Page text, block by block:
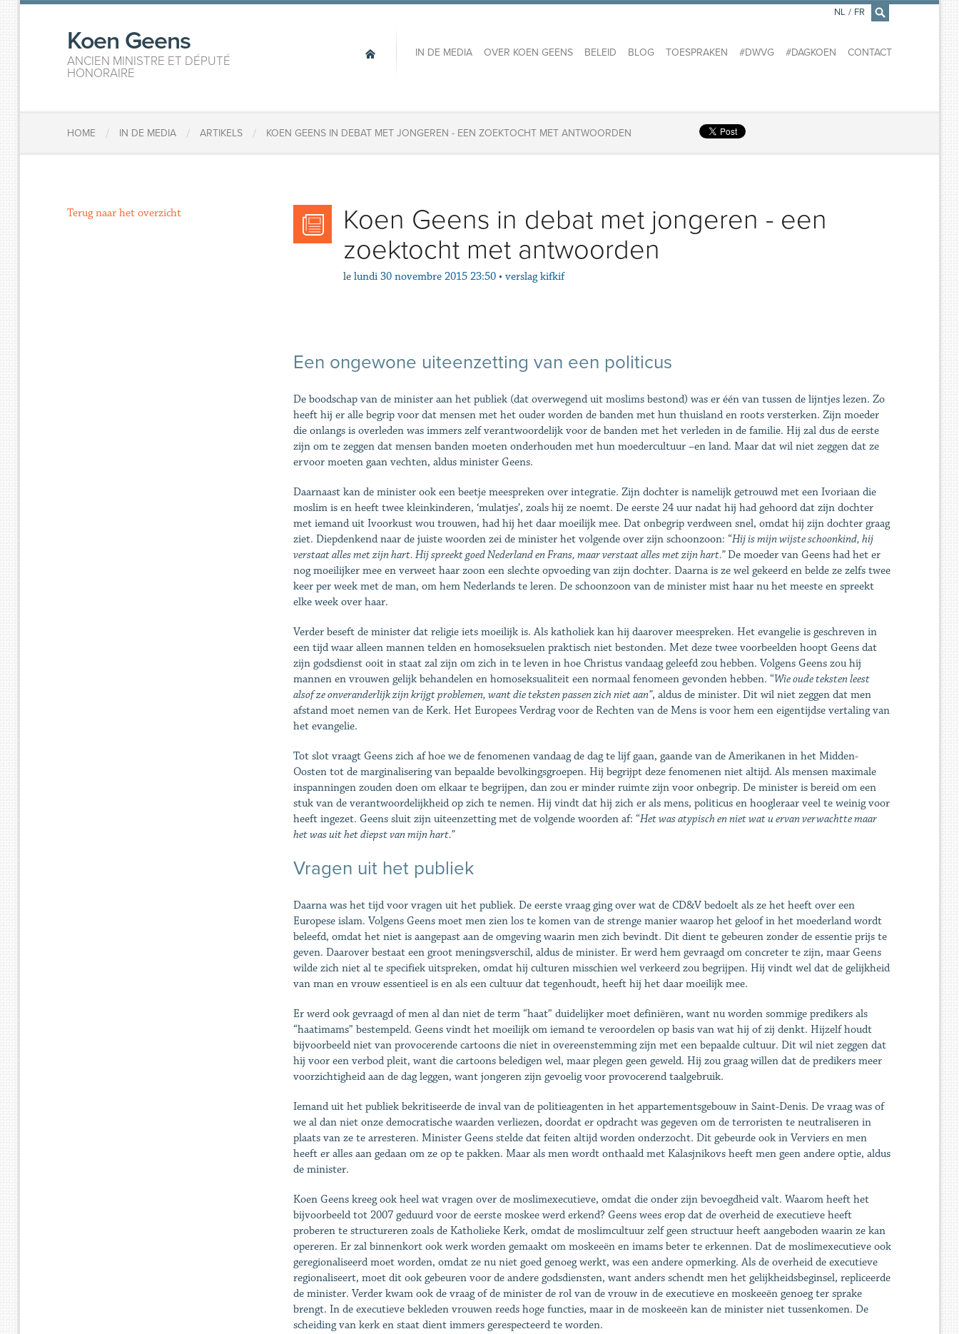
×
Koen Geens
ANCIEN MINISTRE ET DÉPUTÉ
HONORAIRE
IN DE MEDIA OVER KOEN GEENS BELEID BLOG TOESPRAKEN #DWVG #DAGKOEN CONTACT
NL / FR
HOME / IN DE MEDIA / ARTIKELS / KOEN GEENS IN DEBAT MET JONGEREN - EEN ZOEKTOCHT MET ANTWOORDEN
Koen Geens in debat met jongeren - een
zoektocht met antwoorden
le lundi 30 novembre 2015 23:50 • verslag kifkif
Een ongewone uiteenzetting van een politicus
De boodschap van de minister aan het publiek (dat overwegend uit moslims bestond) was er één van tussen de lijntjes lezen. Zo
heeft hij er alle begrip voor dat mensen met het ouder worden de banden met hun thuisland en roots versterken. Zijn moeder
die onlangs is overleden was immers zelf verantwoordelijk voor de banden met het verleden in de familie. Hij zal dus de eerste
zijn om te zeggen dat mensen banden moeten onderhouden met hun moedercultuur –en land. Maar dat wil niet zeggen dat ze
ervoor moeten gaan vechten, aldus minister Geens.
Daarnaast kan de minister ook een beetje meespreken over integratie. Zijn dochter is namelijk getrouwd met een Ivoriaan die
moslim is en heeft twee kleinkinderen, ‘mulatjes’, zoals hij ze noemt. De eerste 24 uur nadat hij had gehoord dat zijn dochter
met iemand uit Ivoorkust wou trouwen, had hij het daar moeilijk mee. Dat onbegrip verdween snel, omdat hij zijn dochter graag
ziet. Diepdenkend naar de juiste woorden zei de minister het volgende over zijn schoonzoon: “Hij is mijn wijste schoonkind, hij
verstaat alles met zijn hart. Hij spreekt goed Nederland en Frans, maar verstaat alles met zijn hart.”De moeder van Geens had het er
nog moeilijker mee en verweet haar zoon een slechte opvoeding van zijn dochter. Daarna is ze wel gekeerd en belde ze zelfs twee
keer per week met de man, om hem Nederlands te leren. De schoonzoon van de minister mist haar nu het meeste en spreekt
elke week over haar.
Verder beseft de minister dat religie iets moeilijk is. Als katholiek kan hij daarover meespreken. Het evangelie is geschreven in
een tijd waar alleen mannen telden en homoseksuelen praktisch niet bestonden. Met deze twee voorbeelden hoopt Geens dat
zijn godsdienst ooit in staat zal zijn om zich in te leven in hoe Christus vandaag geleefd zou hebben. Volgens Geens zou hij
mannen en vrouwen gelijk behandelen en homoseksualiteit een normaal fenomeen gevonden hebben. “Wie oude teksten leest
alsof ze onveranderlijk zijn krijgt problemen, want die teksten passen zich niet aan”, aldus de minister. Dit wil niet zeggen dat men
afstand moet nemen van de Kerk. Het Europees Verdrag voor de Rechten van de Mens is voor hem een eigentijdse vertaling van
het evangelie.
Tot slot vraagt Geens zich af hoe we de fenomenen vandaag de dag te lijf gaan, gaande van de Amerikanen in het Midden-
Oosten tot de marginalisering van bepaalde bevolkingsgroepen. Hij begrijpt deze fenomenen niet altijd. Als mensen maximale
inspanningen zouden doen om elkaar te begrijpen, dan zou er minder ruimte zijn voor onbegrip. De minister is bereid om een
stuk van de verantwoordelijkheid op zich te nemen. Hij vindt dat hij zich er als mens, politicus en hoogleraar veel te weinig voor
heeft ingezet. Geens sluit zijn uiteenzetting met de volgende woorden af: “Het was atypisch en niet wat u ervan verwachtte maar
het was uit het diepst van mijn hart.”
Vragen uit het publiek
Daarna was het tijd voor vragen uit het publiek. De eerste vraag ging over wat de CD&V bedoelt als ze het heeft over een
Europese islam. Volgens Geens moet men zien los te komen van de strenge manier waarop het geloof in het moederland wordt
beleefd, omdat het niet is aangepast aan de omgeving waarin men zich bevindt. Dit dient te gebeuren zonder de essentie prijs te
geven. Daarover bestaat een groot meningsverschil, aldus de minister. Er werd hem gevraagd om concreter te zijn, maar Geens
wilde zich niet al te specifiek uitspreken, omdat hij culturen misschien wel verkeerd zou begrijpen. Hij vindt wel dat de gelijkheid
van man en vrouw essentieel is en als een cultuur dat tegenhoudt, heeft hij het daar moeilijk mee.
Er werd ook gevraagd of men al dan niet de term “haat” duidelijker moet definiëren, want nu worden sommige predikers als
“haatimams” bestempeld. Geens vindt het moeilijk om iemand te veroordelen op basis van wat hij of zij denkt. Hijzelf houdt
bijvoorbeeld niet van provocerende cartoons die niet in overeenstemming zijn met een bepaalde cultuur. Dit wil niet zeggen dat
hij voor een verbod pleit, want die cartoons beledigen wel, maar plegen geen geweld. Hij zou graag willen dat de predikers meer
voorzichtigheid aan de dag leggen, want jongeren zijn gevoelig voor provocerend taalgebruik.
Iemand uit het publiek bekritiseerde de inval van de politieagenten in het appartementsgebouw in Saint-Denis. De vraag was of
we al dan niet onze democratische waarden verliezen, doordat er opdracht was gegeven om de terroristen te neutraliseren in
plaats van ze te arresteren. Minister Geens stelde dat feiten altijd worden onderzocht. Dit gebeurde ook in Verviers en men
heeft er alles aan gedaan om ze op te pakken. Maar als men wordt onthaald met Kalasjnikovs heeft men geen andere optie, aldus
de minister.
Koen Geens kreeg ook heel wat vragen over de moslimexecutieve, omdat die onder zijn bevoegdheid valt. Waarom heeft het
bijvoorbeeld tot 2007 geduurd voor de eerste moskee werd erkend? Geens wees erop dat de overheid de executieve heeft
proberen te structureren zoals de Katholieke Kerk, omdat de moslimcultuur zelf geen structuur heeft aangeboden waarin ze kan
opereren. Er zal binnenkort ook werk worden gemaakt om moskeeën en imams beter te erkennen. Dat de moslimexecutieve ook
geregionaliseerd moet worden, omdat ze nu niet goed genoeg werkt, was een andere opmerking. Als de overheid de executieve
regionaliseert, moet dit ook gebeuren voor de andere godsdiensten, want anders schendt men het gelijkheidsbeginsel, repliceerde
de minister. Verder kwam ook de vraag of de minister de rol van de vrouw in de executieve en moskeeën genoeg ter sprake
brengt. In de executieve bekleden vrouwen reeds hoge functies, maar in de moskeeën kan de minister niet tussenkomen. De
scheiding van kerk en staat dient immers gerespecteerd te worden.
Terug naar het overzicht